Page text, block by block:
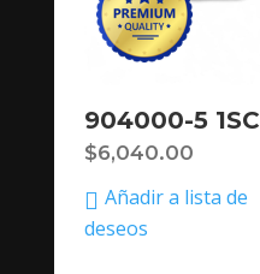
904000-5 1SC
$6,040.00
Añadir a lista de
deseos